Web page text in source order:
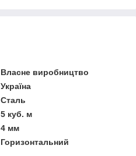
Власне виробництво
Україна
Сталь
5 куб. м
4 мм
Горизонтальний